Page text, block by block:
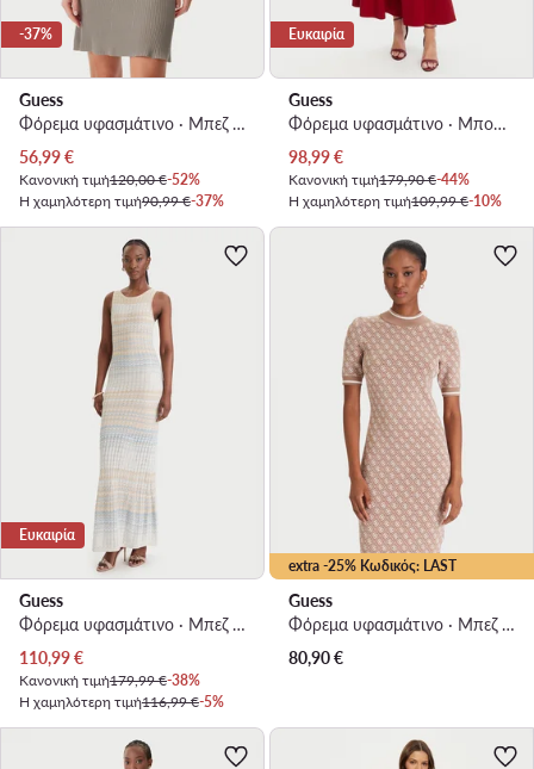
-37%
Guess
Φόρεμα υφασμάτινο · Μπεζ · Mini
Τρέχουσα τιμή
56,99€
Κανονική τιμή120,00 €-52%
Η χαμηλότερη τιμή90,99 €-37%
Ευκαιρία
Guess
Φόρεμα υφασμάτινο · Μπορντό · Midi
Τρέχουσα τιμή
98,99€
Κανονική τιμή179,90 €-44%
Η χαμηλότερη τιμή109,99 €-10%
Ευκαιρία
Guess
Φόρεμα υφασμάτινο · Μπεζ · Maxi
Τρέχουσα τιμή
110,99€
Κανονική τιμή179,99 €-38%
Η χαμηλότερη τιμή116,99 €-5%
extra -25% Κωδικός: LAST
Guess
Φόρεμα υφασμάτινο · Μπεζ · Mini
80,90€